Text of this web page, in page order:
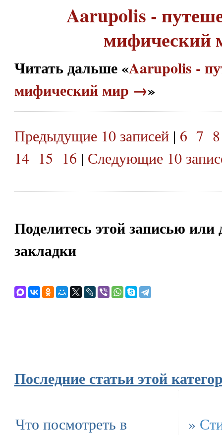
Aarupolis -
мифический
Читать дальше «Aarupolis -
мифический мир →»
Предыдущие 10 записей| 6 7 8
14 15 16 | Следующие 10
Поделитесь этой записью или
закладки
Последние статьи этой
Что посмотреть в »